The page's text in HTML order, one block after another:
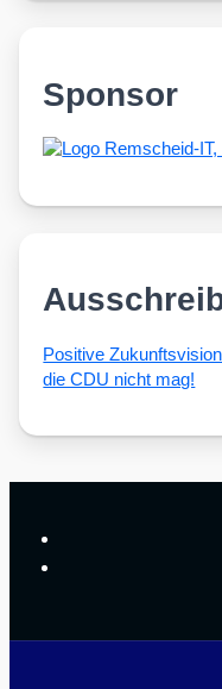
Sponsor
Posi­ti­ve
die CDU nicht mag!